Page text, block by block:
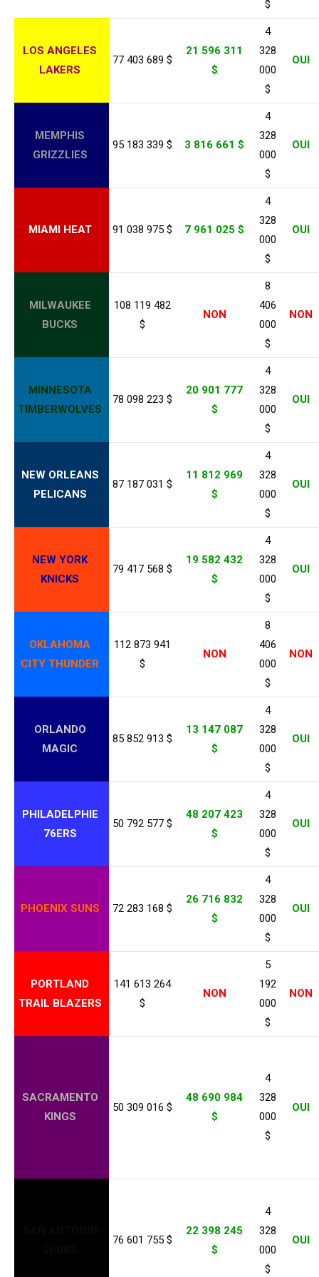
$
LOS ANGELES
LAKERS
77 403 689 $
21 596 311
$
4
328
000
$
OUI
MEMPHIS
GRIZZLIES
95 183 339 $ 3 816 661 $
4
328
000
$
OUI
MIAMI HEAT 91 038 975 $ 7 961 025 $
4
328
000
$
OUI
MILWAUKEE
BUCKS
108 119 482
$
NON
8
406
000
$
NON
MINNESOTA
TIMBERWOLVES
78 098 223 $
20 901 777
$
4
328
000
$
OUI
NEW ORLEANS
PELICANS
87 187 031 $
11 812 969
$
4
328
000
$
OUI
NEW YORK
KNICKS
79 417 568 $
19 582 432
$
4
328
000
$
OUI
OKLAHOMA
CITY THUNDER
112 873 941
$
NON
8
406
000
$
NON
ORLANDO
MAGIC
85 852 913 $
13 147 087
$
4
328
000
$
OUI
PHILADELPHIE
76ERS
50 792 577 $
48 207 423
$
4
328
000
$
OUI
PHOENIX SUNS 72 283 168 $
26 716 832
$
4
328
000
$
OUI
PORTLAND
TRAIL BLAZERS
141 613 264
$
NON
5
192
000
$
NON
SACRAMENTO
KINGS
50 309 016 $
48 690 984
$
4
328
000
$
OUI
76 601 755 $
22 398 245
$
4
328
000
$
OUI